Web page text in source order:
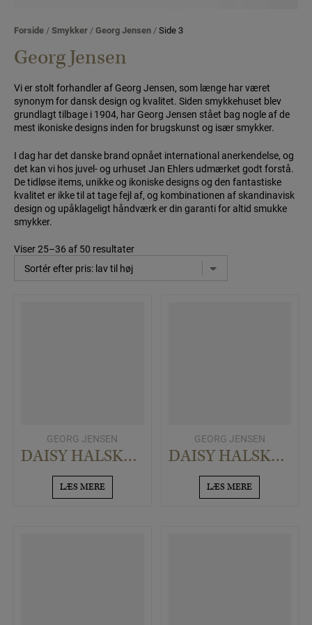
Forside /Smykker /Georg Jensen /Side 3
Georg Jensen
Vi er stolt forhandler af Georg Jensen, som længe har været
synonym for dansk design og kvalitet. Siden smykkehuset blev
grundlagt tilbage i 1904, har Georg Jensen stået bag nogle af de
mest ikoniske designs inden for brugskunst og især smykker.
I dag har det danske brand opnået international anerkendelse, og
det kan vi hos juvel- og urhuset Jan Ehlers udmærket godt forstå.
De tidløse items, unikke og ikoniske designs og den fantastiske
kvalitet er ikke til at tage fejl af, og kombinationen af skandinavisk
design og upåklageligt håndværk er din garanti for altid smukke
smykker.
Viser 25–36 af 50 resultater
GEORG JENSEN
DAISY HALSKÆDE MED STORT VEDHÆNG – 18MM, FORGYLDT
LÆS MERE
GEORG JENSEN
DAISY HALSKÆDE MED LILLE VEDHÆNG – 11MM, FORGYLDT
LÆS MERE